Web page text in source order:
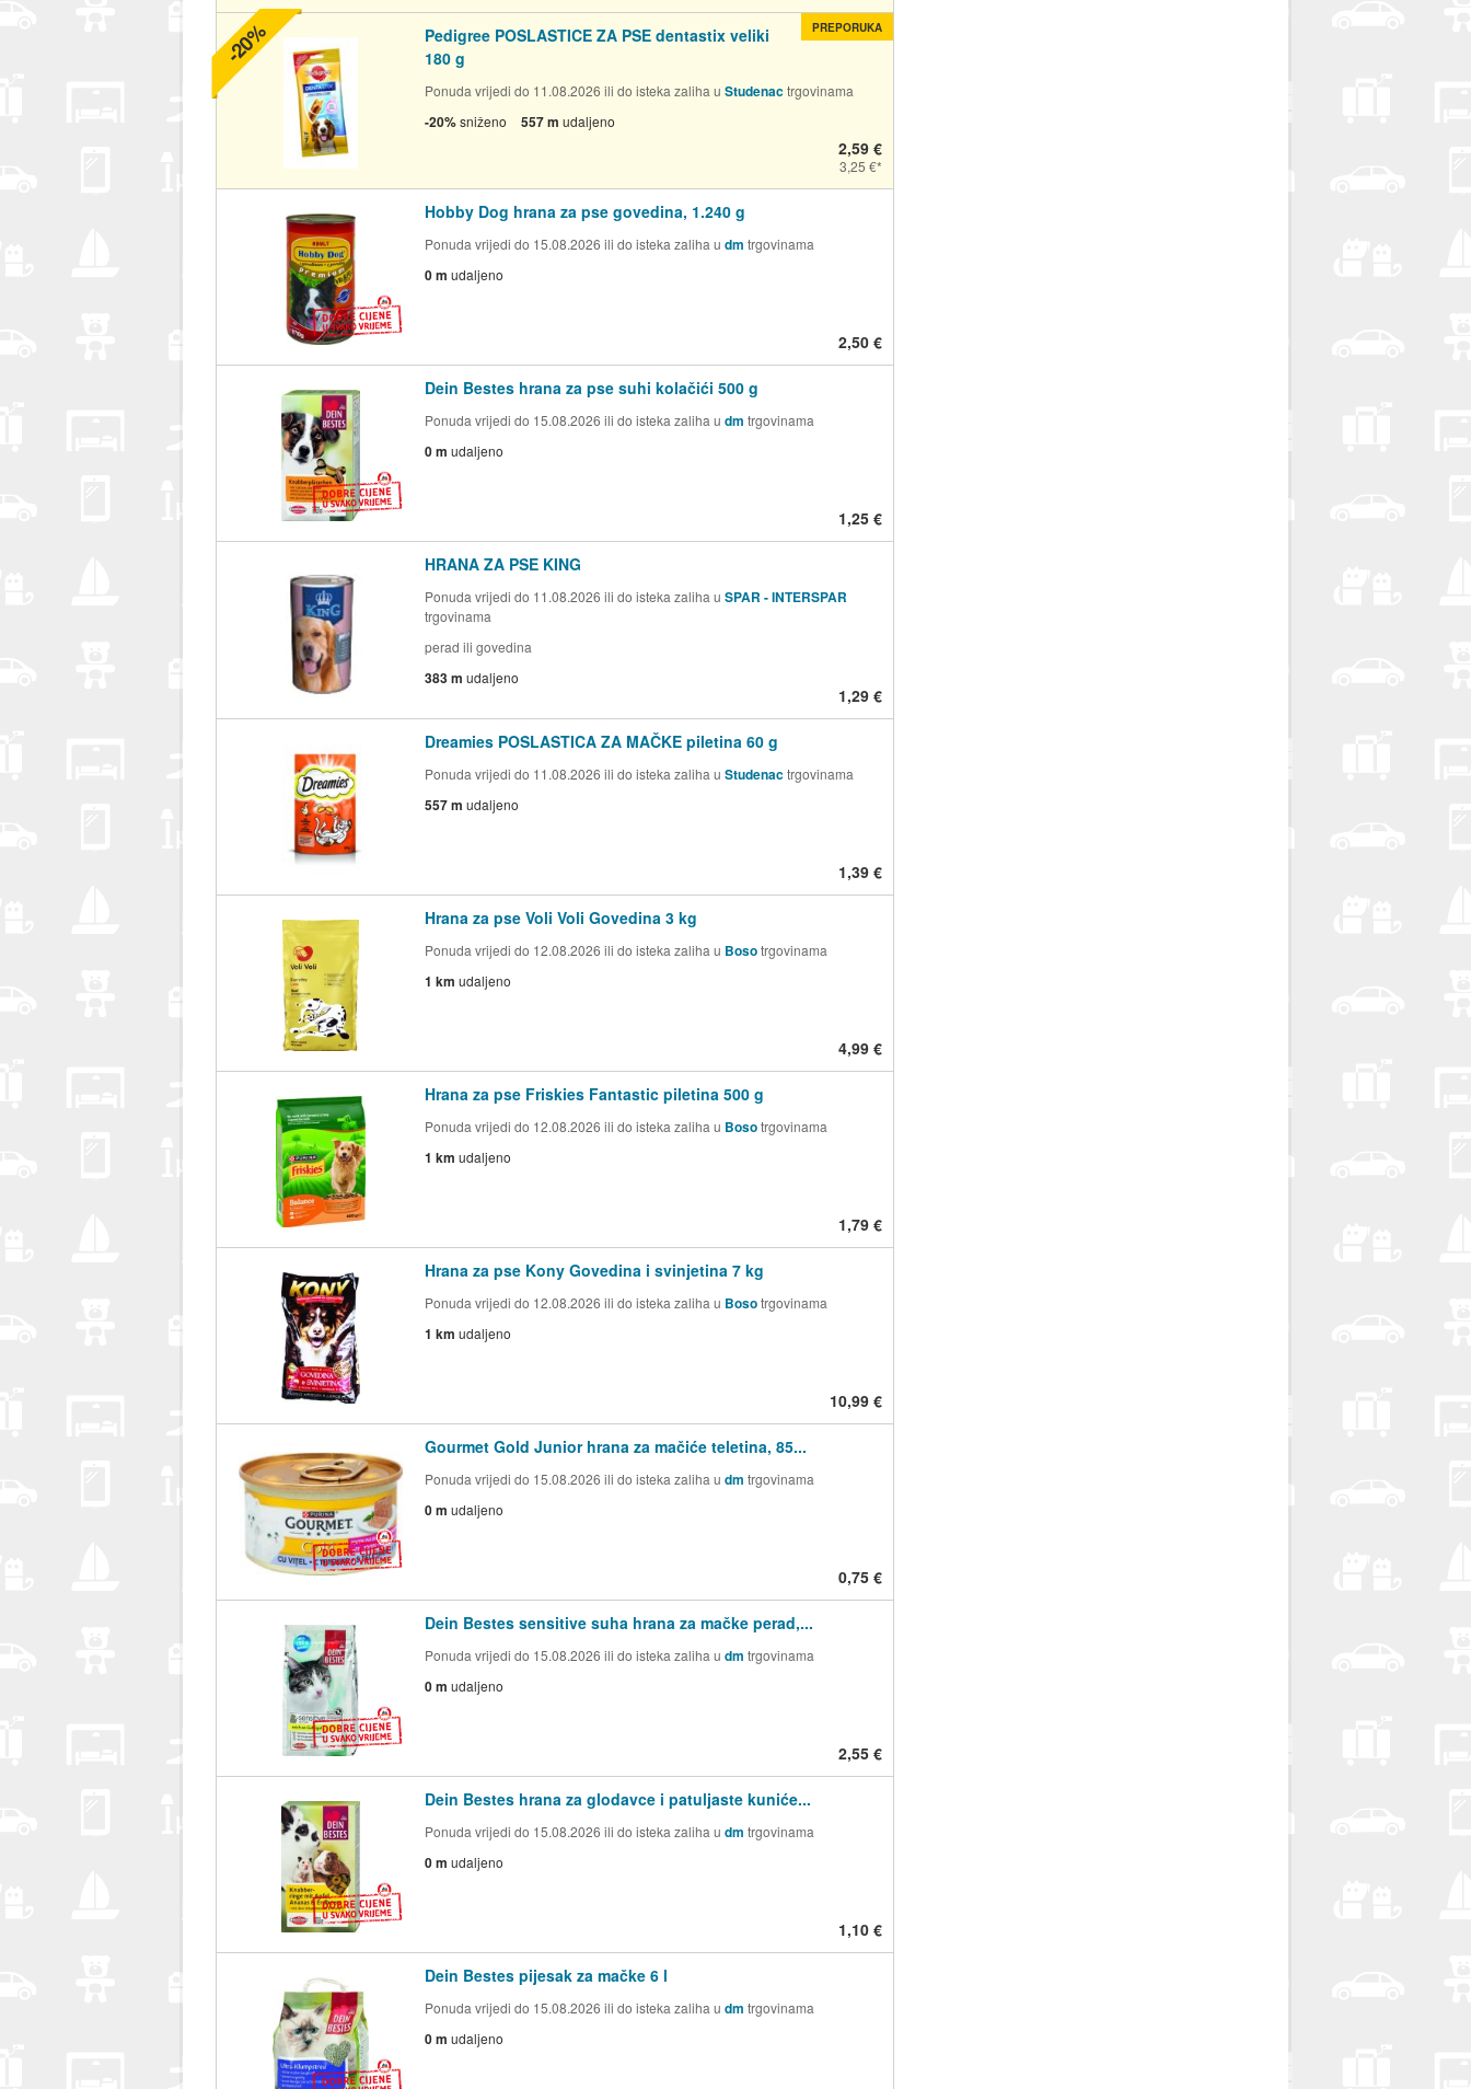
Pedigree POSLASTICE ZA PSE dentastix veliki
180 g
Ponuda vrijedi do 11.08.2026 ili do isteka zaliha u Studenactrgovinama
-20%sniženo 557 m udaljeno
2,59 €
3,25 €
PREPORUKA
-20%
Hobby Dog hrana za pse govedina, 1.240 g
Ponuda vrijedi do 15.08.2026 ili do isteka zaliha u dm trgovinama
0 m udaljeno
2,50 €
Dein Bestes hrana za pse suhi kolačići 500 g
Ponuda vrijedi do 15.08.2026 ili do isteka zaliha u dm trgovinama
0 m udaljeno
1,25 €
HRANA ZA PSE KING
Ponuda vrijedi do 11.08.2026 ili do isteka zaliha u SPAR - INTERSPAR
trgovinama
perad ili govedina
383 m udaljeno
1,29 €
Dreamies POSLASTICA ZA MAČKE piletina 60 g
Ponuda vrijedi do 11.08.2026 ili do isteka zaliha u Studenactrgovinama
557 m udaljeno
1,39 €
Hrana za pse Voli Voli Govedina 3 kg
Ponuda vrijedi do 12.08.2026 ili do isteka zaliha u Bosotrgovinama
1 km udaljeno
4,99 €
Hrana za pse Friskies Fantastic piletina 500 g
Ponuda vrijedi do 12.08.2026 ili do isteka zaliha u Bosotrgovinama
1 km udaljeno
1,79 €
Hrana za pse Kony Govedina i svinjetina 7 kg
Ponuda vrijedi do 12.08.2026 ili do isteka zaliha u Bosotrgovinama
1 km udaljeno
10,99 €
Gourmet Gold Junior hrana za mačiće teletina, 85...
Ponuda vrijedi do 15.08.2026 ili do isteka zaliha u dm trgovinama
0 m udaljeno
0,75 €
Dein Bestes sensitive suha hrana za mačke perad,...
Ponuda vrijedi do 15.08.2026 ili do isteka zaliha u dm trgovinama
0 m udaljeno
2,55 €
Dein Bestes hrana za glodavce i patuljaste kuniće...
Ponuda vrijedi do 15.08.2026 ili do isteka zaliha u dm trgovinama
0 m udaljeno
1,10 €
Dein Bestes pijesak za mačke 6 l
Ponuda vrijedi do 15.08.2026 ili do isteka zaliha u dm trgovinama
0 m udaljeno